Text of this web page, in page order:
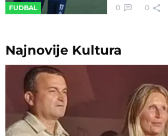
FUDBAL 0 0
Najnovije Kultura